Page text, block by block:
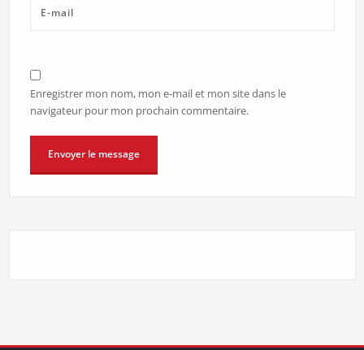
Enregistrer mon nom, mon e-mail et mon site dans le
navigateur pour mon prochain commentaire.